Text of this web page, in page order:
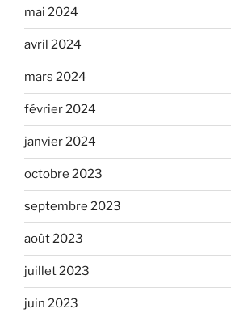
mai 2024
avril 2024
mars 2024
février 2024
janvier 2024
octobre 2023
septembre 2023
août 2023
juillet 2023
juin 2023